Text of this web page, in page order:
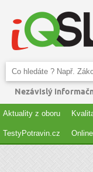
Nezávislý
Aktuality z oboru
TestyPotravin.cz